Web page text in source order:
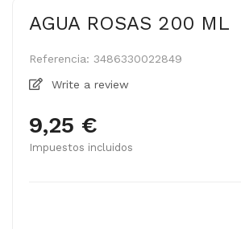
AGUA ROSAS 200 ML
Referencia: 3486330022849
Write a review
9,25 €
Impuestos incluidos